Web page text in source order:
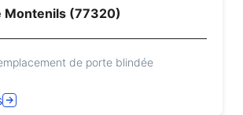
Montenils (77320)
de porte blindée